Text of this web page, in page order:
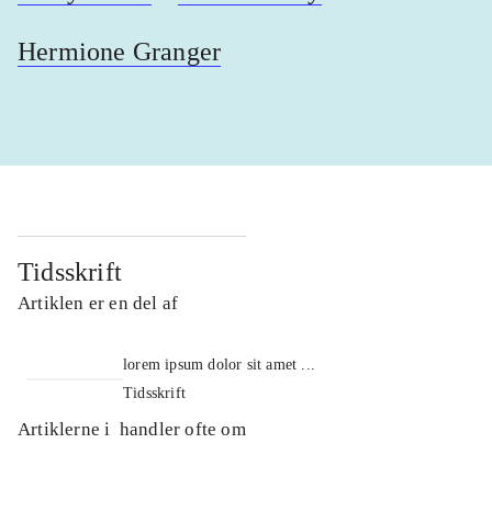
Hermione Granger
Tidsskrift
Artiklen er en del af
lorem ipsum dolor sit amet ...
Tidsskrift
Artiklerne i handler ofte om